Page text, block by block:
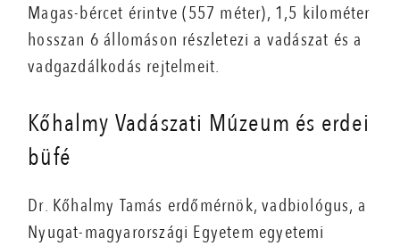
Magas-bércet érintve (557 méter), 1,5 kilométer
hosszan 6 állomáson részletezi a vadászat és a
vadgazdálkodás rejtelmeit.
Kőhalmy Vadászati Múzeum és erdei
büfé
Dr. Kőhalmy Tamás erdőmérnök, vadbiológus, a
Nyugat-magyarországi Egyetem egyetemi